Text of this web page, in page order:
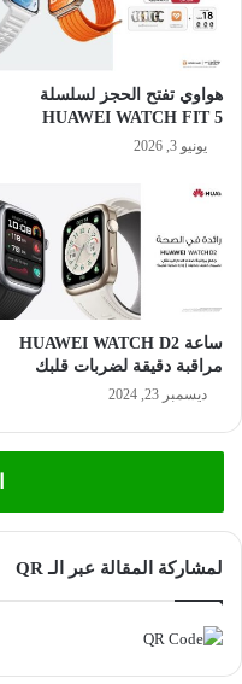
هواوي تفتح الحجز لسلسلة
HUAWEI WATCH FIT 5
يونيو 3, 2026
ساعة HUAWEI WATCH D2
مراقبة دقيقة لضربات قلبك
ديسمبر 23, 2024
لمشاركة المقالة عبر الـ QR